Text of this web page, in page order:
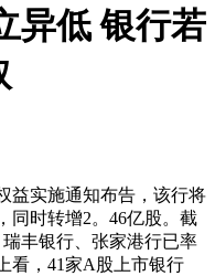
异低 银行若
实施通知布告，该行将
同时转增2。46亿股。截
丰银行、张家港行已率
看，41家A股上市银行